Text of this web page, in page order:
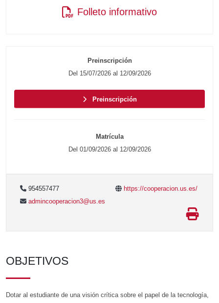
Folleto informativo
Preinscripción
Del 15/07/2026 al 12/09/2026
Preinscripción
Matrícula
Del 01/09/2026 al 12/09/2026
954557477
https://cooperacion.us.es/
admincooperacion3@us.es
OBJETIVOS
Dotar al estudiante de una visión crítica sobre el papel de la tecnología,